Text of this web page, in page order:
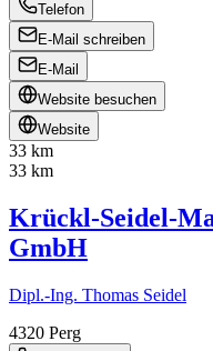
Telefon
E-Mail schreiben
E-Mail
Website besuchen
Website
33 km
33 km
Krückl-Seidel-
GmbH
Dipl.-Ing. Thomas Seidel
4320 Perg